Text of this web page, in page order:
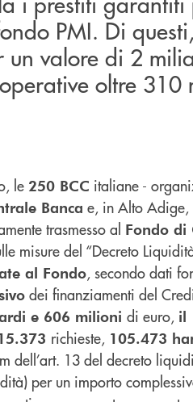
PMI. Di
un valore di 2
oltre
le 250 BCC italiane -
Banca e, in Alto Adige,
trasmesso al Fondo di
misure del “Decreto
al Fondo, secondo dati
dei finanziamenti del
e 606 milioni di euro, il
richieste, 105.473
dell’art. 13 del decreto
per un importo